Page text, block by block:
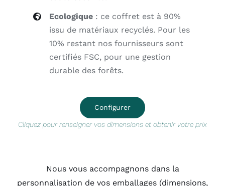
Ecologique : ce coffret est à 90%
issu de matériaux recyclés. Pour les
10% restant nos fournisseurs sont
certifiés FSC, pour une gestion
durable des forêts.
Configurer
Cliquez pour renseigner vos dimensions et obtenir votre prix
Nous vous accompagnons dans la
personnalisation de vos emballages (dimensions,